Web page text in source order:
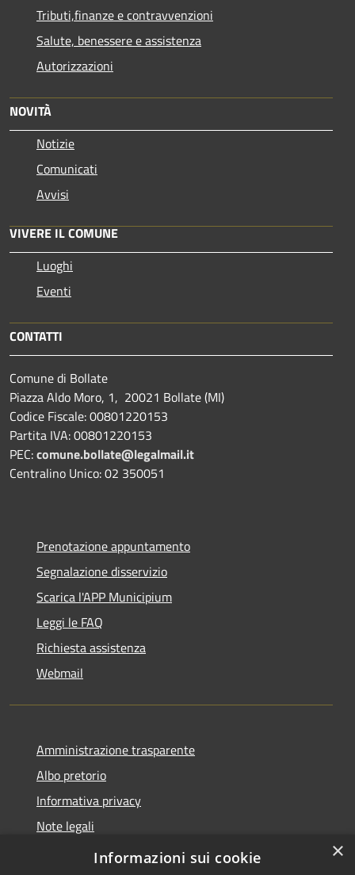
Tributi,finanze e contravvenzioni
Salute, benessere e assistenza
Autorizzazioni
NOVITÀ
Notizie
Comunicati
Avvisi
VIVERE IL COMUNE
Luoghi
Eventi
CONTATTI
Comune di Bollate
Piazza Aldo Moro, 1, 20021 Bollate (MI)
Codice Fiscale: 00801220153
Partita IVA: 00801220153
PEC:comune.bollate@legalmail.it
Centralino Unico: 02 350051
Prenotazione appuntamento
Segnalazione disservizio
Scarica l'APP Municipium
Leggi le FAQ
Richiesta assistenza
Webmail
Amministrazione trasparente
Albo pretorio
Informativa privacy
Note legali
Dichiarazione di accessibilità
×
Informazioni sui cookie